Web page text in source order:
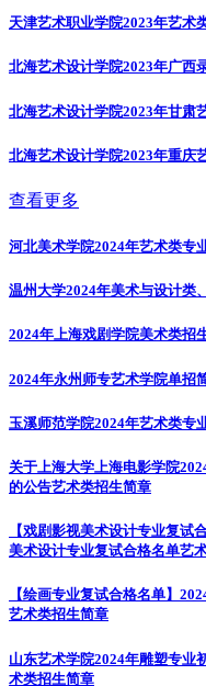
天津艺术职业学院2023年艺术
北海艺术设计学院2023年广西
北海艺术设计学院2023年甘肃
北海艺术设计学院2023年重庆
查看更多
河北美术学院2024年艺术类专
温州大学2024年美术与设计类
2024年上海戏剧学院美术类招
2024年永州师专艺术学院单招
玉溪师范学院2024年艺术类专
关于上海大学上海电影学院
的公告艺术类招生简章
【戏剧影视美术设计专业复试
美术设计专业复试合格名单艺
【绘画专业复试合格名单】
艺术类招生简章
山东艺术学院2024年雕塑专业
术类招生简章